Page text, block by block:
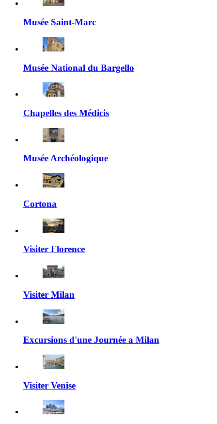
Musée Saint-Marc
Musée National du Bargello
Chapelles des Médicis
Musée Archéologique
Cortona
Visiter Florence
Visiter Milan
Excursions d'une Journée a Milan
Visiter Venise